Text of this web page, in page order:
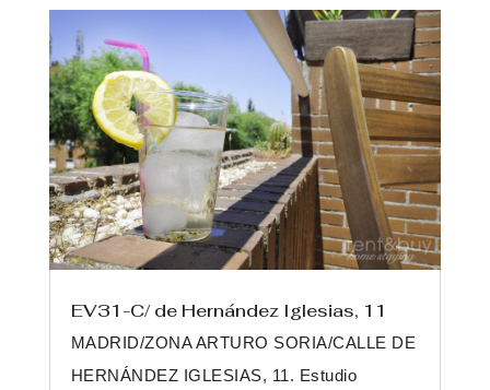
EV31-C/ de Hernández Iglesias, 11
MADRID/ZONA ARTURO SORIA/CALLE DE
HERNÁNDEZ IGLESIAS, 11. Estudio